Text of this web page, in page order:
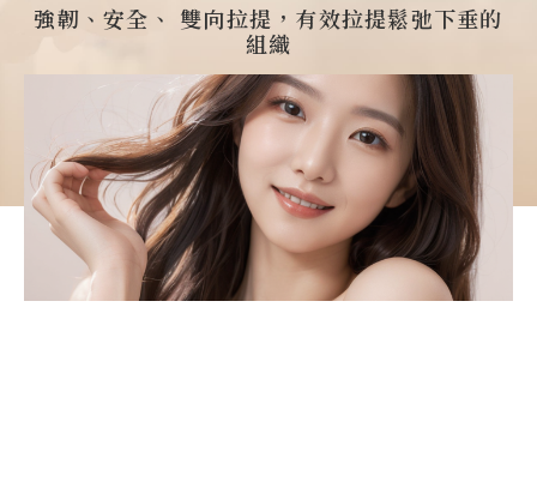
強韌、安全、 雙向拉提，有效拉提鬆弛下垂的
組織